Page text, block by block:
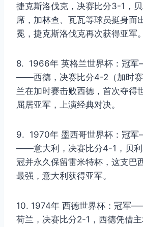
捷克斯洛伐克，决赛比分3-1，
席，加林查、瓦瓦等球员挺身而
冕，捷克斯洛伐克再次获得亚军。
8. 1966年 英格兰世界杯：冠
——西德，决赛比分4-2（加时赛
兰在加时赛击败西德，首次夺得
屈居亚军，上演经典对决。
9. 1970年 墨西哥世界杯：冠
——意大利，决赛比分4-1，贝利
冠并永久保留雷米特杯，这支巴
最强，意大利获得亚军。
10. 1974年 西德世界杯：冠
荷兰，决赛比分2-1，西德凭借主